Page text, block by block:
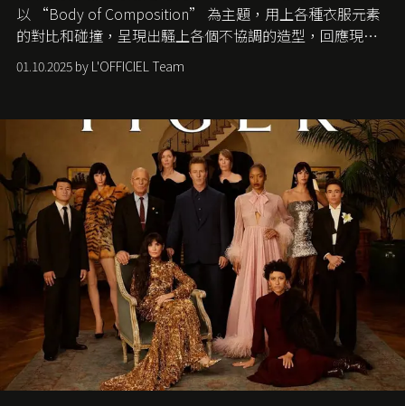
以 “Body of Composition” 為主題，用上各種衣服元素
的對比和碰撞，呈現出騷上各個不協調的造型，回應現今
社會各種資訊、文化超載的現象。
01.10.2025 by L'OFFICIEL Team